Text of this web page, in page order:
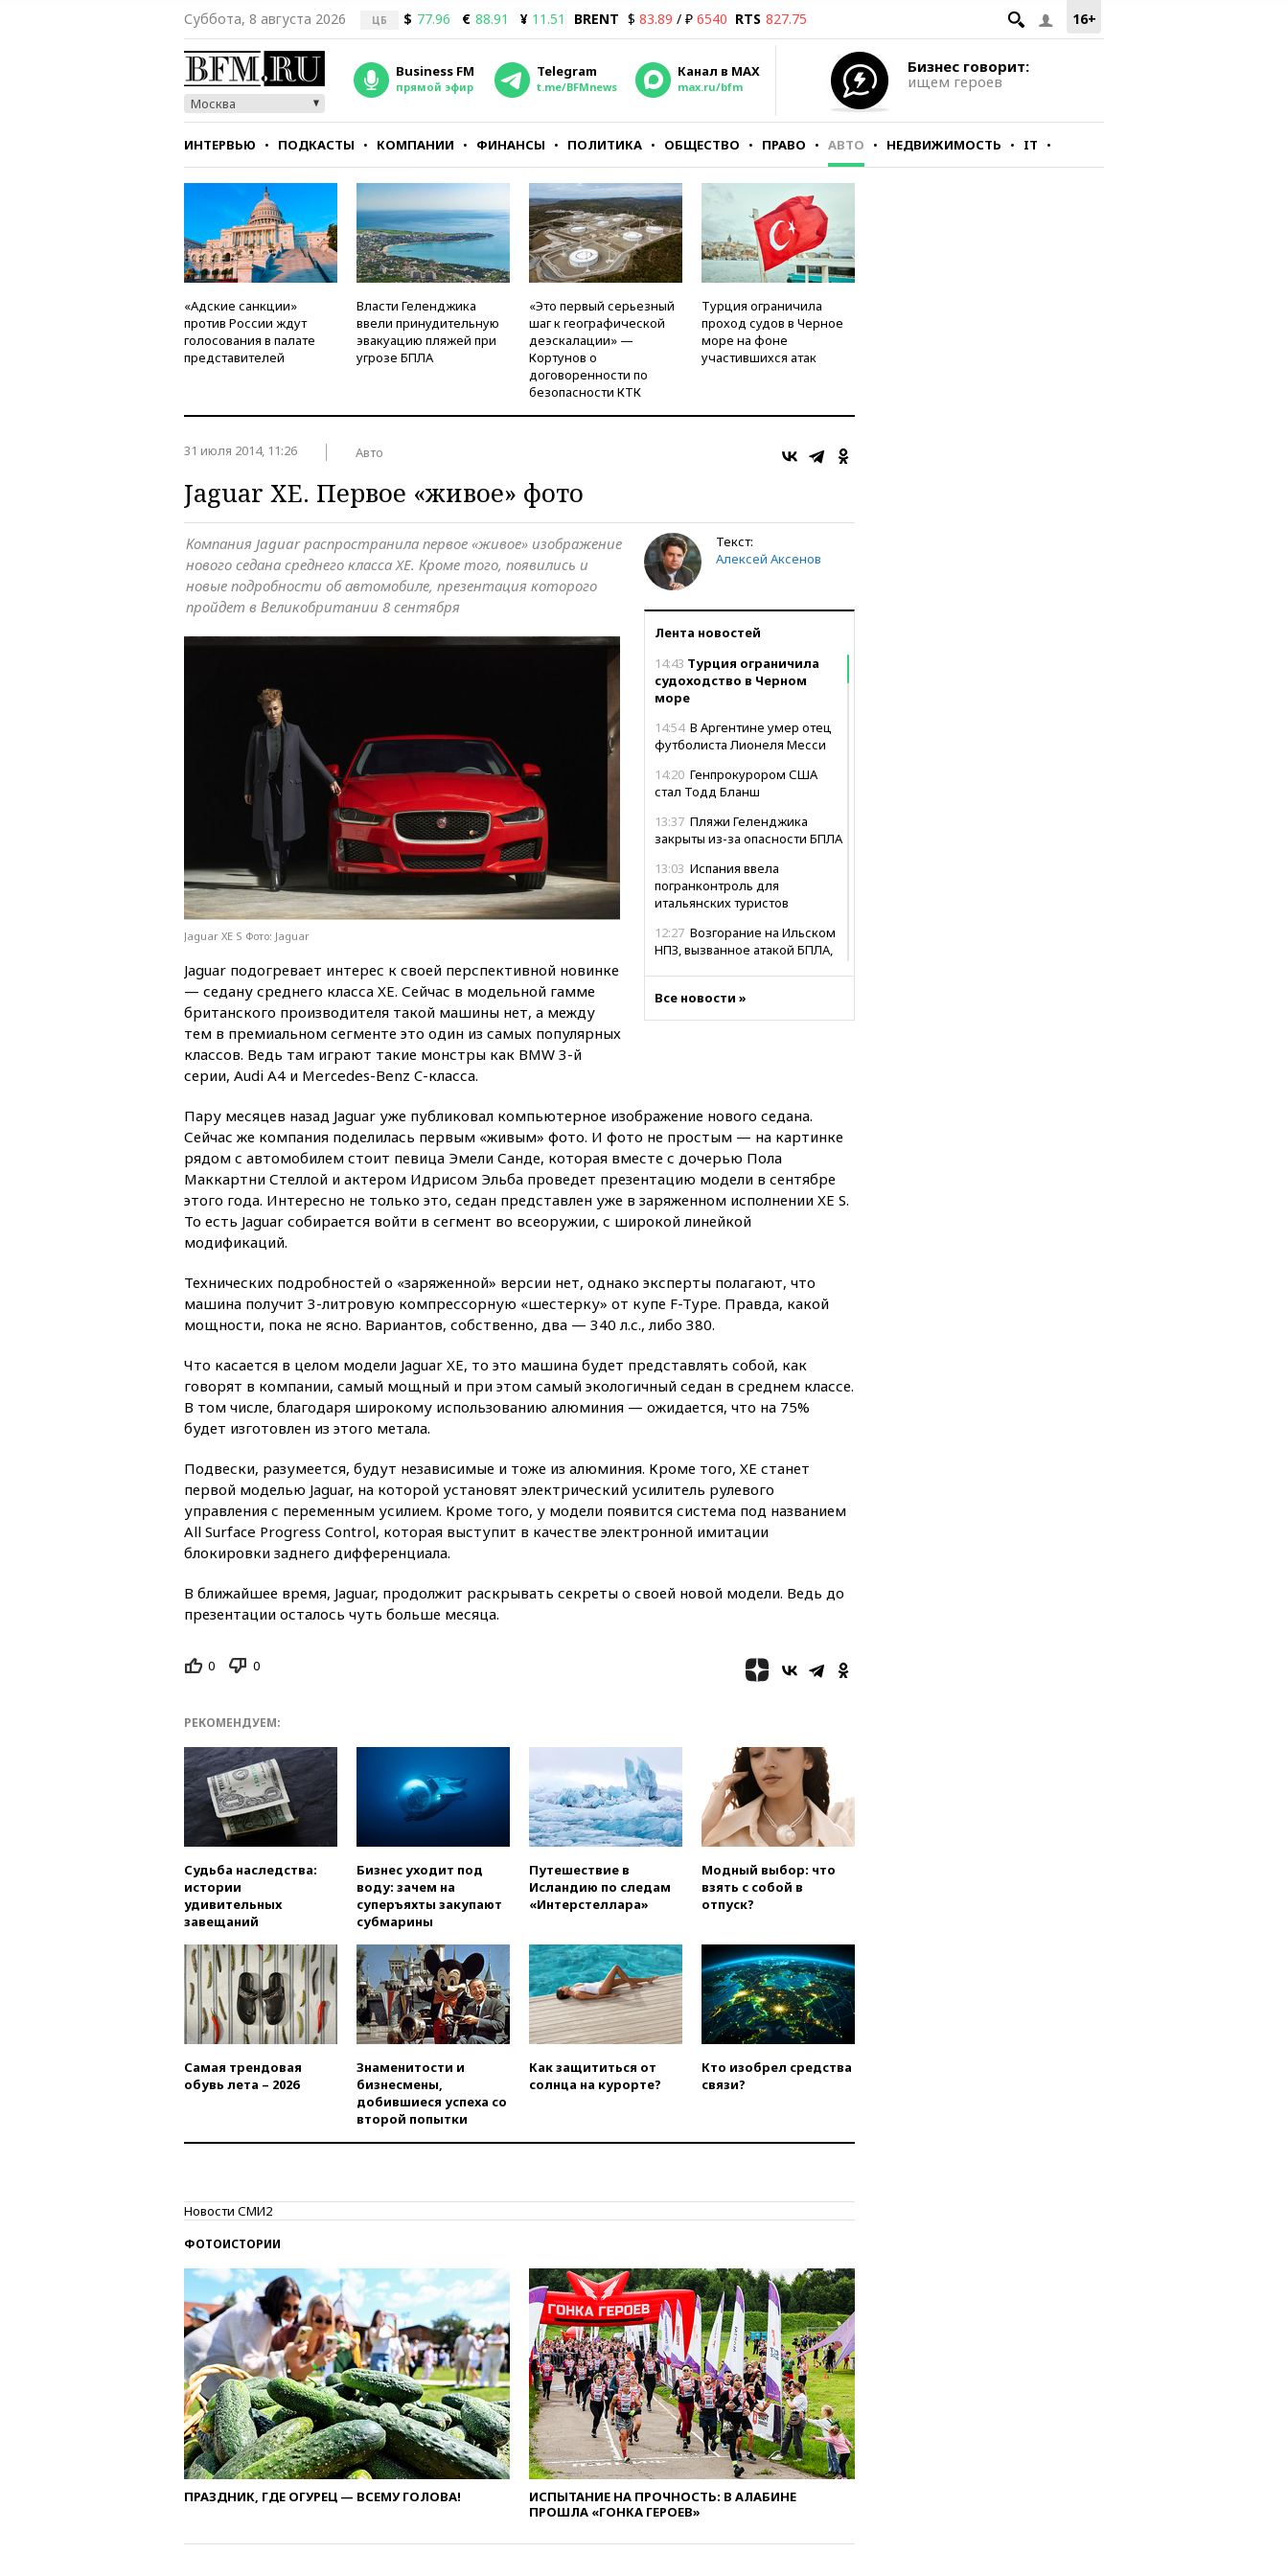
16+
Суббота, 8 августа 2026 ЦБ $ 77.96 € 88.91 ¥ 11.51 BRENT $ 83.89 / ₽ 6540 RTS 827.75
Москва
Business FM
прямой эфир
Telegram
t.me/BFMnews
Канал в MAX
max.ru/bfm
Бизнес говорит:
ищем героев
ИНТЕРВЬЮ ПОДКАСТЫ КОМПАНИИ ФИНАНСЫ ПОЛИТИКА ОБЩЕСТВО ПРАВО АВТО НЕДВИЖИМОСТЬ IT
СТИЛЬ ТЕСТЫ
«Адские санкции»
против России ждут
голосования в палате
представителей
Власти Геленджика
ввели принудительную
эвакуацию пляжей при
угрозе БПЛА
«Это первый серьезный
шаг к географической
деэскалации» —
Кортунов о
договоренности по
безопасности КТК
Турция ограничила
проход судов в Черное
море на фоне
участившихся атак
31 июля 2014, 11:26 Авто
Jaguar XE. Первое «живое» фото
Текст:
Алексей Аксенов
Лента новостей
14:43 Турция ограничила
судоходство в Черном
море
14:54 В Аргентине умер отец
футболиста Лионеля Месси
14:20 Генпрокурором США
стал Тодд Бланш
13:37 Пляжи Геленджика
закрыты из-за опасности БПЛА
13:03 Испания ввела
погранконтроль для
итальянских туристов
12:27 Возгорание на Ильском
НПЗ, вызванное атакой БПЛА,
11:47 Суд оставил под
10:27 Движение по трассе
«Новороссия» восстановлено
Силы ПВО перехватили
за утро 85 БПЛА над
территорией РФ
08:57Собянин сообщил о
девяти БПЛА, сбитых на
подлете к Москве
08:42 Силы ПВО сбили почти
400 БПЛА над российскими
регионами
селах
07:30Нигерия стала
крупнейшим поставщиком
авиатоплива в Европу
усилий против наркотрафика
миграционного кризиса
В Минстрое сравнили
02:30
Трамп попросил
отпустить его с круглого стола
в Госдепе, чтобы «вести
войну»
01:35
Мигрант погиб при
попытке попасть из Марокко в
Сеуту на параплане
00:30
FT: ЕС не готов принять в
блок Украину из-за уровня
вчера, 23:35Лукашенко
объяснил экономическую
выгоду безвизового режима с
ЕС
вчера, 22:59На башню
Москве вернут утраченную
скульптуру балерины
протаранил погранпункт при
анонсировал скорое
соглашение о прекращении
вчера, 22:15Три человека
получили ножевые ранения
при нападении в Чехии
вчера, 22:00Путин поручил
выделить средства на новые
РЛС для Белгородской
области
вчера, 21:56The Atlantic: Маск
отказал Украине в
использовании Starlink для
атак вглубь РФ
вчера, 21:35После пожара на
складе в Брянске возбудили
Все новости »
Компания Jaguar распространила первое «живое» изображение
нового седана среднего класса XE. Кроме того, появились и
новые подробности об автомобиле, презентация которого
пройдет в Великобритании 8 сентября
Jaguar XE S Фото: Jaguar
Jaguar подогревает интерес к своей перспективной новинке
— седану среднего класса XE. Сейчас в модельной гамме
британского производителя такой машины нет, а между
тем в премиальном сегменте это один из самых популярных
классов. Ведь там играют такие монстры как BMW 3-й
серии, Audi A4 и Mercedes-Benz C-класса.
Пару месяцев назад Jaguar уже публиковал компьютерное изображение нового седана.
Сейчас же компания поделилась первым «живым» фото. И фото не простым — на картинке
рядом с автомобилем стоит певица Эмели Санде, которая вместе с дочерью Пола
Маккартни Стеллой и актером Идрисом Эльба проведет презентацию модели в сентябре
этого года. Интересно не только это, седан представлен уже в заряженном исполнении XE S.
То есть Jaguar собирается войти в сегмент во всеоружии, с широкой линейкой
модификаций.
Технических подробностей о «заряженной» версии нет, однако эксперты полагают, что
машина получит 3-литровую компрессорную «шестерку» от купе F-Type. Правда, какой
мощности, пока не ясно. Вариантов, собственно, два — 340 л.с., либо 380.
Что касается в целом модели Jaguar XE, то это машина будет представлять собой, как
говорят в компании, самый мощный и при этом самый экологичный седан в среднем классе.
В том числе, благодаря широкому использованию алюминия — ожидается, что на 75%
будет изготовлен из этого метала.
Подвески, разумеется, будут независимые и тоже из алюминия. Кроме того, XE станет
первой моделью Jaguar, на которой установят электрический усилитель рулевого
управления с переменным усилием. Кроме того, у модели появится система под названием
All Surface Progress Control, которая выступит в качестве электронной имитации
блокировки заднего дифференциала.
В ближайшее время, Jaguar, продолжит раскрывать секреты о своей новой модели. Ведь до
презентации осталось чуть больше месяца.
0 0
РЕКОМЕНДУЕМ:
Судьба наследства:
истории
удивительных
завещаний
Бизнес уходит под
воду: зачем на
суперъяхты закупают
субмарины
Путешествие в
Исландию по следам
«Интерстеллара»
Модный выбор: что
взять с собой в
отпуск?
Самая трендовая
обувь лета – 2026
Знаменитости и
бизнесмены,
добившиеся успеха со
второй попытки
Как защититься от
солнца на курорте?
Кто изобрел средства
связи?
Новости СМИ2
ФОТОИСТОРИИ
ПРАЗДНИК, ГДЕ ОГУРЕЦ — ВСЕМУ ГОЛОВА!
ИСПЫТАНИЕ НА ПРОЧНОСТЬ: В АЛАБИНЕ
ПРОШЛА «ГОНКА ГЕРОЕВ»